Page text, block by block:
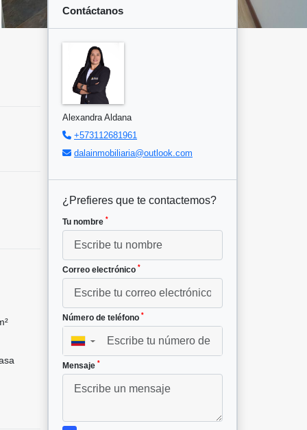
Contáctanos
Alexandra Aldana
+573112681961
dalainmobiliaria@outlook.com
¿Prefieres que te contactemos?
Tu nombre *
Correo electrónico *
Número de teléfono *
▼
Mensaje *